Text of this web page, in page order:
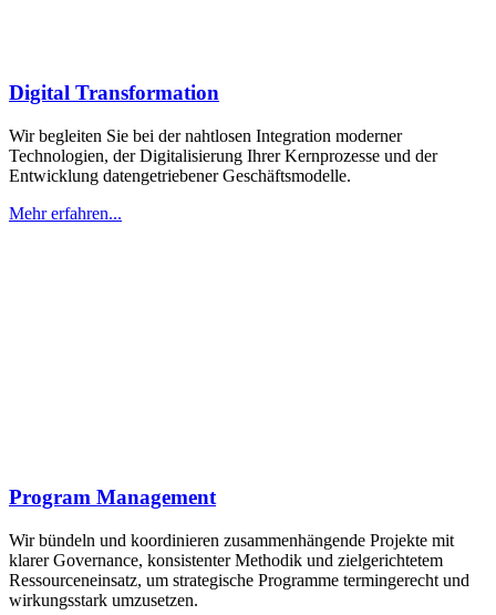
Digital Transformation
Wir begleiten Sie bei der nahtlosen Integration moderner
Technologien, der Digitalisierung Ihrer Kernprozesse und der
Entwicklung datengetriebener Geschäftsmodelle.
Mehr erfahren...
Program Management
Wir bündeln und koordinieren zusammenhängende Projekte mit
klarer Governance, konsistenter Methodik und zielgerichtetem
Ressourceneinsatz, um strategische Programme termingerecht und
wirkungsstark umzusetzen.